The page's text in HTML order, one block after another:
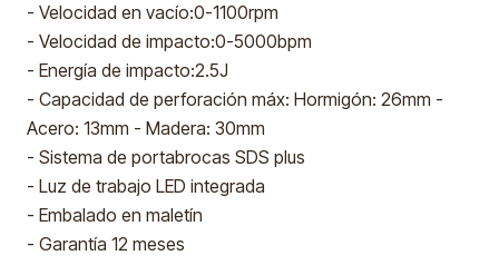
- Velocidad en vacío:0-1100rpm
- Velocidad de impacto:0-5000bpm
- Energía de impacto:2.5J
- Capacidad de perforación máx: Hormigón: 26mm -
Acero: 13mm - Madera: 30mm
- Sistema de portabrocas SDS plus
- Luz de trabajo LED integrada
- Embalado en maletín
- Garantía 12 meses